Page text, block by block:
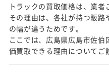
トラックの買取価格は、業者
その理由は、各社が持つ販
の幅が違うためです。
ここでは、広島県広島市佐
価買取できる理由についてご